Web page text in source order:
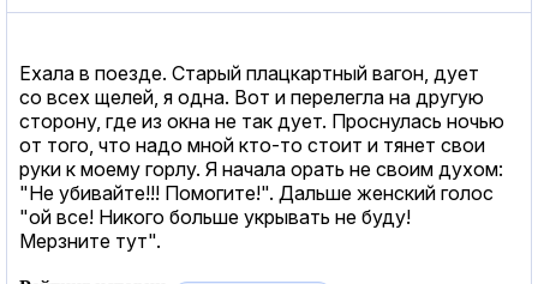
Ехала в поезде. Старый плацкартный вагон, дует
со всех щелей, я одна. Вот и перелегла на другую
сторону, где из окна не так дует. Проснулась ночью
от того, что надо мной кто-то стоит и тянет свои
руки к моему горлу. Я начала орать не своим духом:
"Не убивайте!!! Помогите!". Дальше женский голос
"ой все! Никого больше укрывать не буду!
Мерзните тут".